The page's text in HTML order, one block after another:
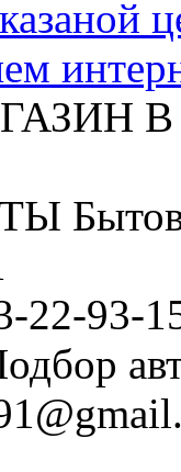
22-93-